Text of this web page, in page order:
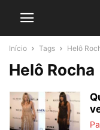
Início Tags Helô
Helô Rocha